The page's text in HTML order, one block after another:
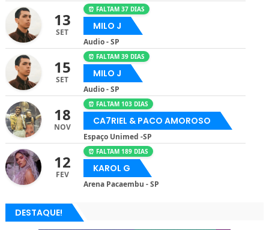
13
SET
⏰ FALTAM 37 DIAS
MILO J
Audio - SP
15
SET
⏰ FALTAM 39 DIAS
MILO J
Audio - SP
18
NOV
⏰ FALTAM 103 DIAS
CA7RIEL & PACO AMOROSO
Espaço Unimed -SP
12
FEV
⏰ FALTAM 189 DIAS
KAROL G
Arena Pacaembu - SP
DESTAQUE!